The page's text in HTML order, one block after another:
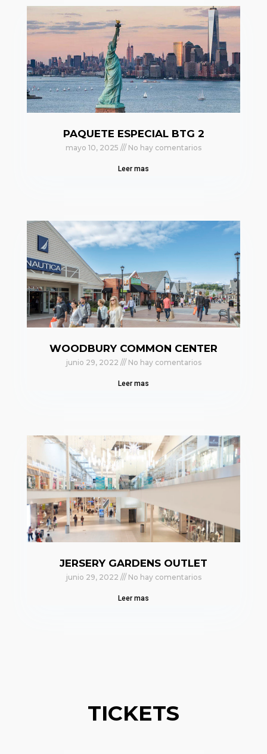
PAQUETE ESPECIAL BTG 2
mayo 10, 2025 No hay comentarios
Leer mas
WOODBURY COMMON CENTER
junio 29, 2022 No hay comentarios
Leer mas
JERSERY GARDENS OUTLET
junio 29, 2022 No hay comentarios
Leer mas
TICKETS